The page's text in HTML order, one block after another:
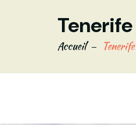
Accueil